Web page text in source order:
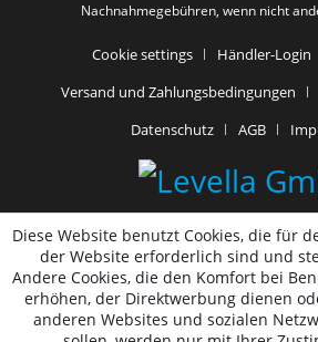
Nachnahmegebühren, wenn nicht
Cookie settings Händler-Login
Versand und Zahlungsbedingungen
Datenschutz
AGB
Diese Website benutzt Cookies, die für
der Website erforderlich sind und
Andere Cookies, die den Komfort bei
erhöhen, der Direktwerbung dienen
anderen Websites und sozialen